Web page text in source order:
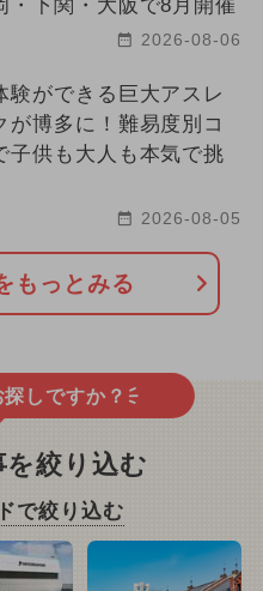
・下関・大阪で8月開催
2026-08-06
験ができる巨大アスレ
が博多に！難易度別コ
子供も大人も本気で挑
2026-08-05
もっとみる
しですか？
絞り込む
で絞り込む